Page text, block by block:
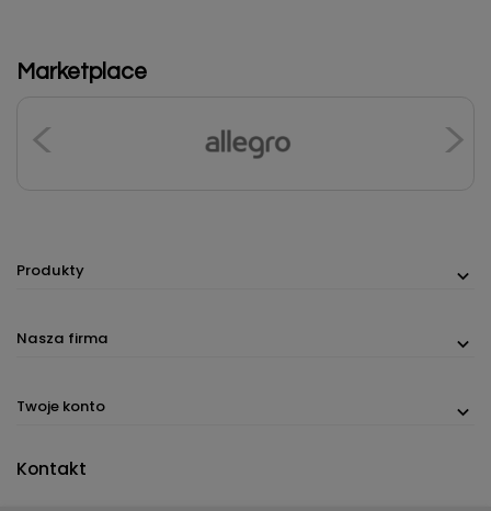
Marketplace
Produkty
Nasza firma
Twoje konto
Kontakt